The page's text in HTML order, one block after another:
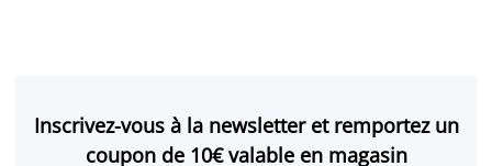
Inscrivez-vous à la newsletter et remportez un
coupon de 10€ valable en magasin